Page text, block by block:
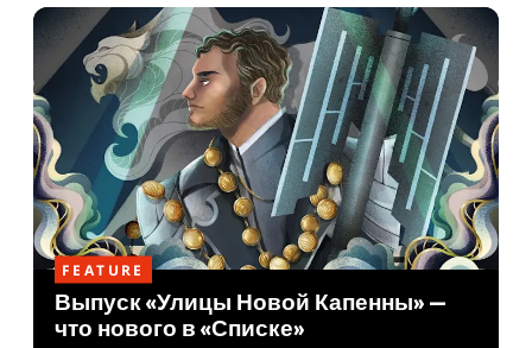
FEATURE
Выпуск «Улицы Новой Капенны» —
что нового в «Списке»